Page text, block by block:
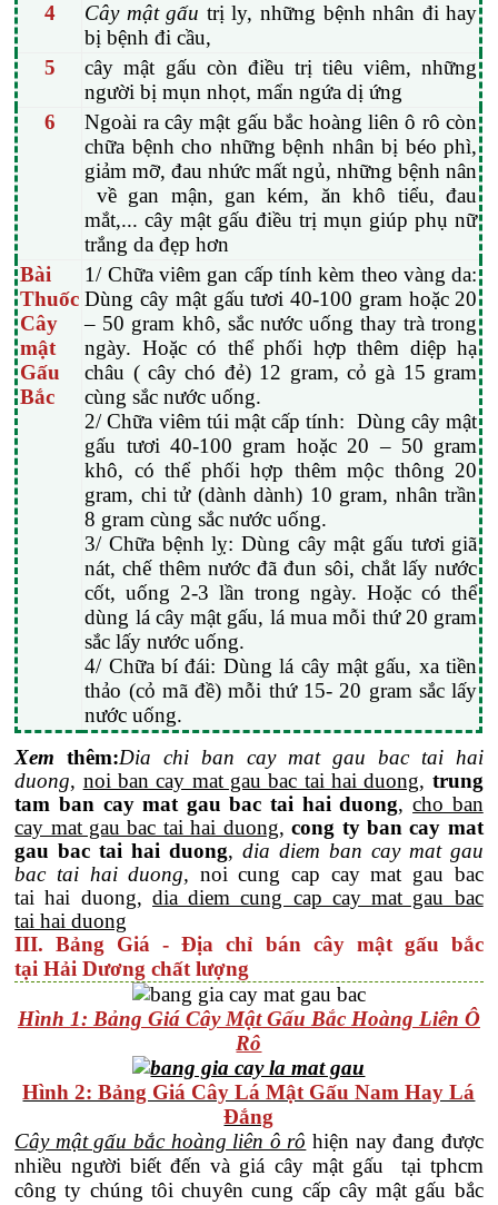
4
Cây mật gấu trị ly, những bệnh nhân đi hay
bị bệnh đi cầu,
5
cây mật gấu còn điều trị tiêu viêm, những
người bị mụn nhọt, mẩn ngứa dị ứng
6
Ngoài ra cây mật gấu bắc hoàng liên ô rô còn
chữa bệnh cho những bệnh nhân bị béo phì,
giảm mỡ, đau nhức mất ngủ, những bệnh nân
về gan mận, gan kém, ăn khô tiểu, đau
mắt,... cây mật gấu điều trị mụn giúp phụ nữ
trắng da đẹp hơn
Bài
Thuốc
Cây
mật
Gấu
Bắc
1/ Chữa viêm gan cấp tính kèm theo vàng da:
Dùng cây mật gấu tươi 40-100 gram hoặc 20
– 50 gram khô, sắc nước uống thay trà trong
ngày. Hoặc có thể phối hợp thêm diệp hạ
châu ( cây chó đẻ) 12 gram, cỏ gà 15 gram
cùng sắc nước uống.
2/ Chữa viêm túi mật cấp tính: Dùng cây mật
gấu tươi 40-100 gram hoặc 20 – 50 gram
khô, có thể phối hợp thêm mộc thông 20
gram, chi tử (dành dành) 10 gram, nhân trần
8 gram cùng sắc nước uống.
3/ Chữa bệnh lỵ: Dùng cây mật gấu tươi giã
nát, chế thêm nước đã đun sôi, chắt lấy nước
cốt, uống 2-3 lần trong ngày. Hoặc có thể
dùng lá cây mật gấu, lá mua mỗi thứ 20 gram
sắc lấy nước uống.
4/ Chữa bí đái: Dùng lá cây mật gấu, xa tiền
thảo (cỏ mã đề) mỗi thứ 15- 20 gram sắc lấy
nước uống.
Xemthêm:Dia chi ban cay mat gau bac tai hai
duong, noi ban cay mat gau bac tai hai duong, trung
tam ban cay mat gau bac tai hai duong,cho ban
cay mat gau bac tai hai duong,cong ty ban cay mat
gau bac tai hai duong, dia diem ban cay mat gau
bac tai hai duong, noi cung cap cay mat gau bac
tai hai duong, dia diem cung cap cay mat gau bac
tai hai duong
III. Bảng Giá - Địa chỉ bán cây mật gấu bắc
tại Hải Dương chất lượng
Hình 1: Bảng Giá Cây Mật Gấu Bắc Hoàng Liên Ô
Rô
Hình 2: Bảng Giá Cây Lá Mật Gấu Nam Hay Lá
Đắng
Cây mật gấu bắc hoàng liên ô rô hiện nay đang được
nhiều người biết đến và giá cây mật gấu tại tphcm
công ty chúng tôi chuyên cung cấp cây mật gấu bắc